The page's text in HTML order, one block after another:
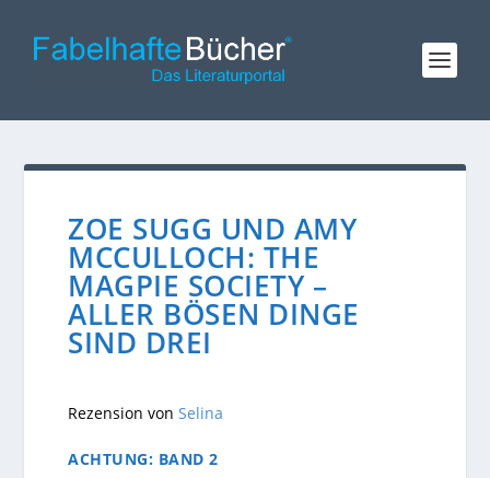
ZOE SUGG UND AMY
MCCULLOCH: THE
MAGPIE SOCIETY –
ALLER BÖSEN DINGE
SIND DREI
Rezension vonSelina
ACHTUNG: BAND 2